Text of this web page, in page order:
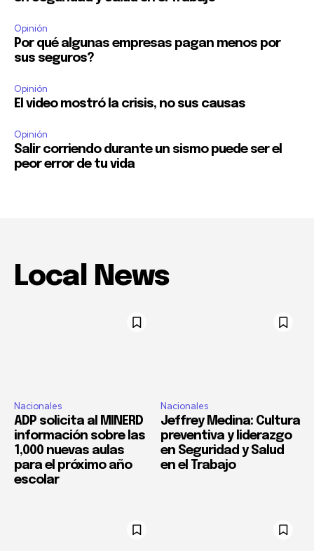
Opinión
Por qué algunas empresas pagan menos por
sus seguros?
Opinión
El video mostró la crisis, no sus causas
Opinión
Salir corriendo durante un sismo puede ser el
peor error de tu vida
Local News
Nacionales
ADP solicita al MINERD
información sobre las
1,000 nuevas aulas
para el próximo año
escolar
Nacionales
Jeffrey Medina: Cultura
preventiva y liderazgo
en Seguridad y Salud
en el Trabajo